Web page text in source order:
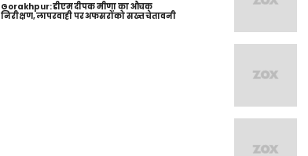
Gorakhpur: डीएम दीपक मीणा का औचक
निरीक्षण, लापरवाही पर अफसरों को सख्त चेतावनी